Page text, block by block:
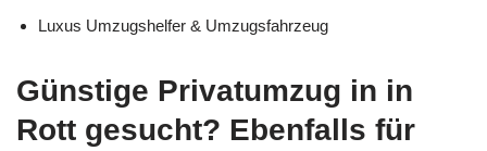
Luxus Umzugshelfer & Umzugsfahrzeug
Günstige Privatumzug in in
Rott gesucht? Ebenfalls für